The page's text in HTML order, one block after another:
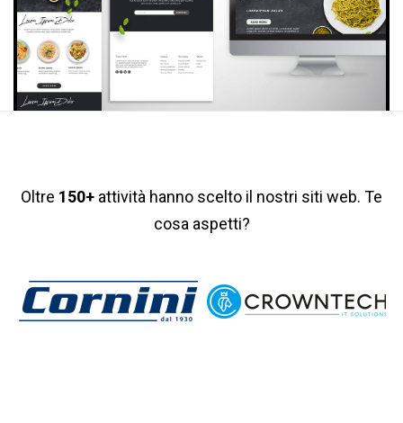
Oltre 150+ attività hanno scelto il nostri siti web. Te
cosa aspetti?